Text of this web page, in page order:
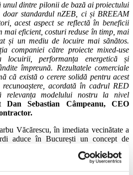
unul dintre pilonii de bază ai proiectului
standardul nZEB, ci și BREEAM
acest aspect se reflectă în beneficii
mai eficient, costuri reduse în timp, mai
și un mediu de locuire mai sănătos.
companiei către proiecte mixed-use
locuirii, performanța energetică și
împreună. Rezultatele comerciale
că există o cerere solidă pentru acest
acordată în cadrul RED
relevanța modelului nostru la nivel
Dan Sebastian Câmpeanu, CEO
Văcărescu, în imediata vecinătate a
aduce în București un concept de
contemporană, funcțiunile
Proiectul, cu o valoare brută de
euro, include clădiri cu până la 20 de